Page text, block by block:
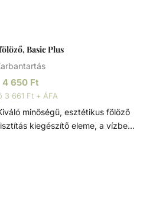
Basic Plus
4 650 Ft
3 661 Ft + ÁFA
kiegészítő eleme, a vízbe